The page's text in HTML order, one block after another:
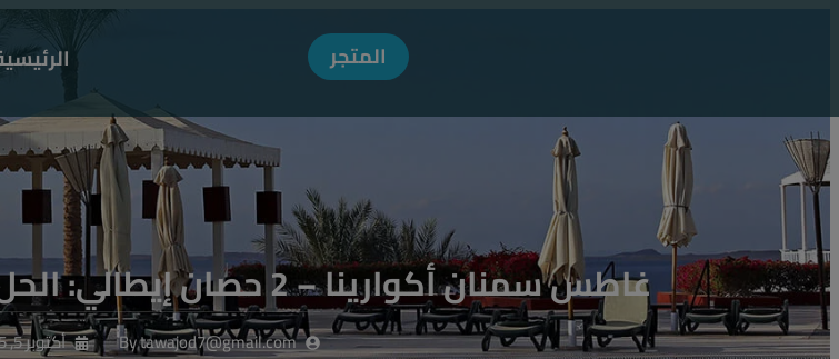
المتجر
غاطس سمنان أكوارينا – 2 حصان إيطالي: الحل المثالي لضخ المياه من الخزانات
Bytawajod7@gmail.com أكتوبر 5, 2025
CHECK